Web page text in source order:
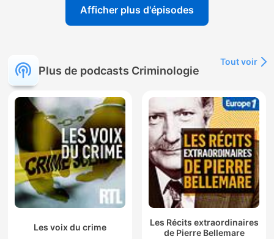
Afficher plus d'épisodes
Plus de podcasts Criminologie
Tout voir
Les voix du crime
Les Récits extraordinaires
de Pierre Bellemare